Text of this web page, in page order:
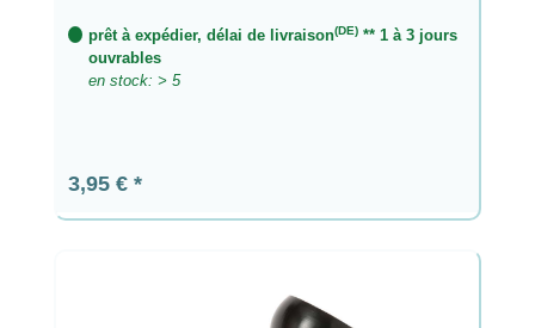
prêt à expédier, délai de livraison(DE)** 1 à 3 jours
ouvrables
en stock: > 5
Prix régulier :
3,95 €